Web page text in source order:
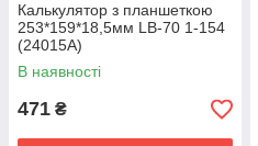
Калькулятор з планшеткою
253*159*18,5мм LB-70 1-154
(24015А)
В наявності
471 ₴